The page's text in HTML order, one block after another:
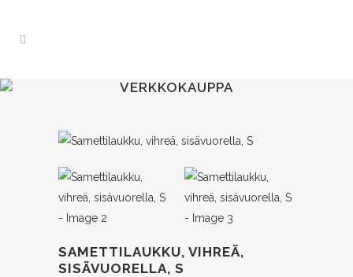
VERKKOKAUPPA
SAMETTILAUKKU, VIHREÄ,
SISÄVUORELLA, S